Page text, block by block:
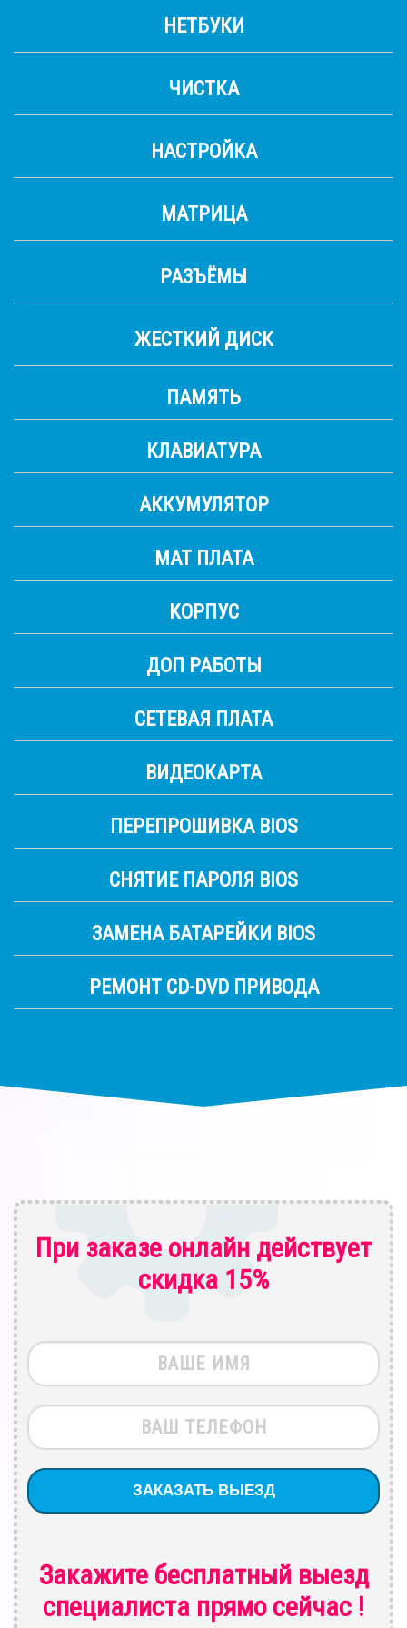
НЕТБУКИ
ЧИСТКА
НАСТРОЙКА
МАТРИЦА
РАЗЪЁМЫ
ЖЕСТКИЙ ДИСК
ПАМЯТЬ
КЛАВИАТУРА
АККУМУЛЯТОР
МАТ ПЛАТА
КОРПУС
ДОП РАБОТЫ
СЕТЕВАЯ ПЛАТА
ВИДЕОКАРТА
ПЕРЕПРОШИВКА BIOS
СНЯТИЕ ПАРОЛЯ BIOS
ЗАМЕНА БАТАРЕЙКИ BIOS
РЕМОНТ CD-DVD ПРИВОДА
При заказе онлайн действует
скидка 15%
Закажите бесплатный выезд
специалиста прямо сейчас !